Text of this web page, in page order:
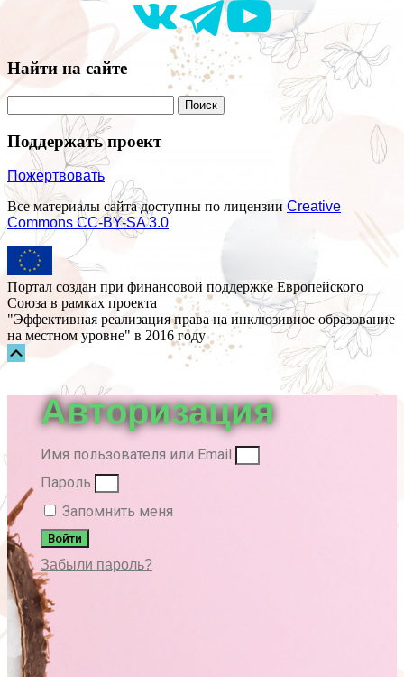
Найти на сайте
Поддержать проект
Пожертвовать
Все материалы сайта доступны по лицензии Creative
Commons СС-BY-SA 3.0
Портал создан при финансовой поддержке Европейского
Союза в рамках проекта
"Эффективная реализация права на инклюзивное образование
на местном уровне" в 2016 году
Авторизация
Имя пользователя или Email
Пароль
Запомнить меня
Войти
Забыли пароль?